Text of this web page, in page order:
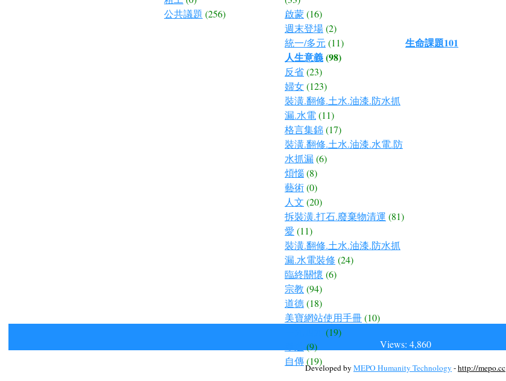
公共議題 (256)
啟蒙(16)
週末登場(2)
統一/多元 (11)
人生意義(98)
反省(23)
婦女(123)
裝潢.翻修.土水.油漆.防水抓
漏.水電 (11)
格言集錦(17)
裝潢.翻修.土水.油漆.水電.防
水抓漏(6)
煩惱 (8)
藝術(0)
人文 (20)
拆裝潢.打石.廢棄物清運 (81)
愛 (11)
裝潢.翻修.土水.油漆.防水抓
漏.水電裝修 (24)
臨終關懷 (6)
宗教 (94)
道德(18)
美寶網站使用手冊(10)
(19)
(9)
自傳(19)
生命課題101
Views: 4,860
Developed by MEPO Humanity Technology -http://mepo.cc